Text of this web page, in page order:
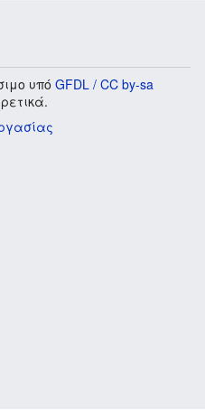
υπό GFDL / CC by-sa